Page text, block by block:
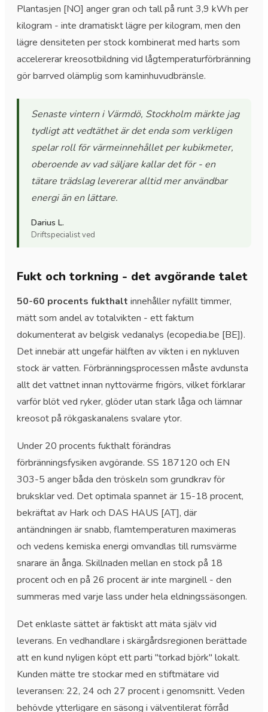
Plantasjen [NO] anger gran och tall på runt 3,9 kWh per
kilogram - inte dramatiskt lägre per kilogram, men den
lägre densiteten per stock kombinerat med harts som
accelererar kreosotbildning vid lågtemperaturförbränning
gör barrved olämplig som kaminhuvudbränsle.
Senaste vintern i Värmdö, Stockholm märkte jag
tydligt att vedtäthet är det enda som verkligen
spelar roll för värmeinnehållet per kubikmeter,
oberoende av vad säljare kallar det för - en
tätare trädslag levererar alltid mer användbar
energi än en lättare.
Darius L.
Driftspecialist ved
Fukt och torkning - det avgörande talet
50-60 procents fukthalt innehåller nyfällt timmer,
mätt som andel av totalvikten - ett faktum
dokumenterat av belgisk vedanalys (ecopedia.be [BE]).
Det innebär att ungefär hälften av vikten i en nykluven
stock är vatten. Förbränningsprocessen måste avdunsta
allt det vattnet innan nyttovärme frigörs, vilket förklarar
varför blöt ved ryker, glöder utan stark låga och lämnar
kreosot på rökgaskanalens svalare ytor.
Under 20 procents fukthalt förändras
förbränningsfysiken avgörande. SS 187120 och EN
303-5 anger båda den tröskeln som grundkrav för
bruksklar ved. Det optimala spannet är 15-18 procent,
bekräftat av Hark och DAS HAUS [AT], där
antändningen är snabb, flamtemperaturen maximeras
och vedens kemiska energi omvandlas till rumsvärme
snarare än ånga. Skillnaden mellan en stock på 18
procent och en på 26 procent är inte marginell - den
summeras med varje lass under hela eldningssäsongen.
Det enklaste sättet är faktiskt att mäta själv vid
leverans. En vedhandlare i skärgårdsregionen berättade
att en kund nyligen köpt ett parti "torkad björk" lokalt.
Kunden mätte tre stockar med en stiftmätare vid
leveransen: 22, 24 och 27 procent i genomsnitt. Veden
behövde ytterligare en säsong i välventilerat förråd